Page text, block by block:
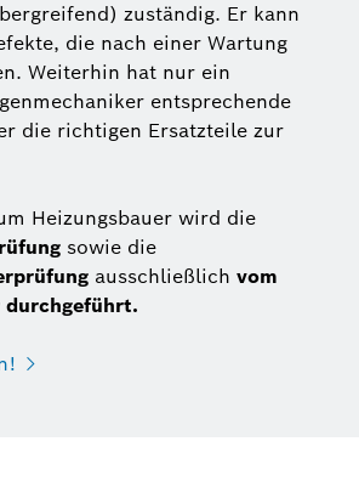
zuständig. Er kann
die nach einer Wartung
Weiterhin hat nur ein
entsprechende
die richtigen Ersatzteile zur
Heizungsbauer wird die
sowie die
ausschließlich vom
durchgeführt.